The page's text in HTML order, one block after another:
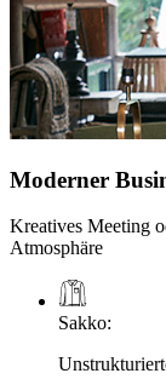
Moderner
Kreatives Meeting
Atmosphäre
Sakko: